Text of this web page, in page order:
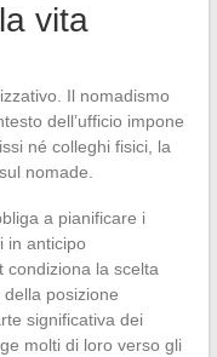
vita
Il nomadismo
dell’ufficio impone
né colleghi fisici, la
nomade.
a pianificare i
in anticipo
condiziona la scelta
posizione
significativa dei
molti di loro verso gli